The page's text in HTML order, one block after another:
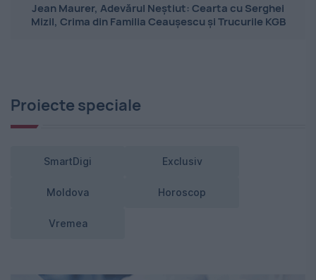
Jean Maurer, Adevărul Neștiut: Cearta cu Serghei
Mizil, Crima din Familia Ceaușescu și Trucurile KGB
Proiecte speciale
SmartDigi Exclusiv
Moldova Horoscop
Vremea